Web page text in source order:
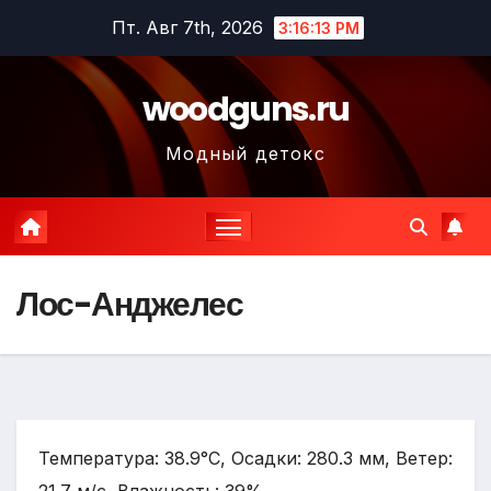
содержимому
Пт. Авг 7th, 2026 3:16:14 PM
woodguns.ru
Модный детокс
Лос-Анджелес
Температура: 38.9°C, Осадки: 280.3 мм, Ветер: